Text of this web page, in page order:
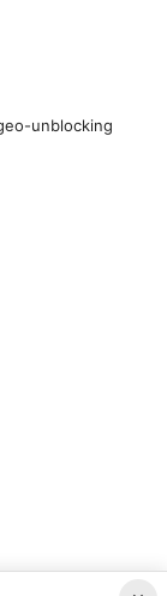
unblocking